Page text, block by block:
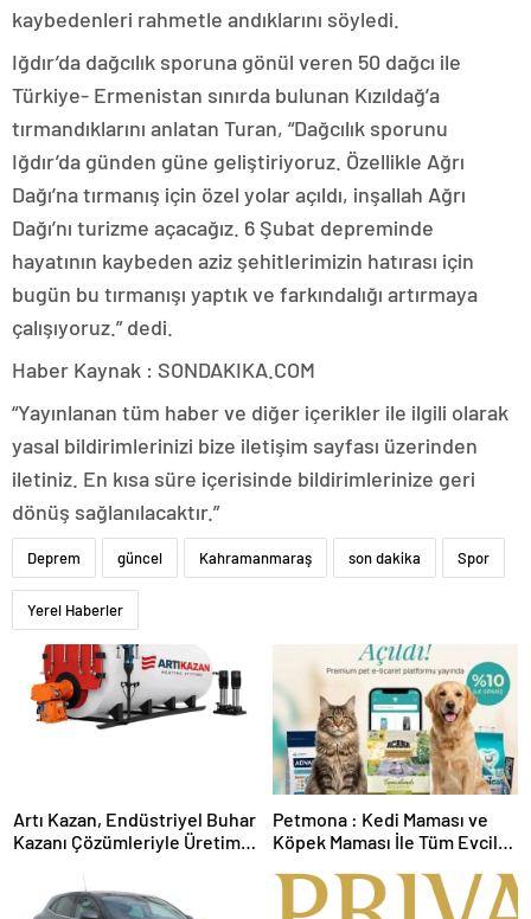
kaybedenleri rahmetle andıklarını söyledi.
Iğdır’da dağcılık sporuna gönül veren 50 dağcı ile
Türkiye- Ermenistan sınırda bulunan Kızıldağ’a
tırmandıklarını anlatan Turan, “Dağcılık sporunu
Iğdır’da günden güne geliştiriyoruz. Özellikle Ağrı
Dağı’na tırmanış için özel yolar açıldı, inşallah Ağrı
Dağı’nı turizme açacağız. 6 Şubat depreminde
hayatının kaybeden aziz şehitlerimizin hatırası için
bugün bu tırmanışı yaptık ve farkındalığı artırmaya
çalışıyoruz.” dedi.
Haber Kaynak : SONDAKIKA.COM
“Yayınlanan tüm haber ve diğer içerikler ile ilgili olarak
yasal bildirimlerinizi bize iletişim sayfası üzerinden
iletiniz. En kısa süre içerisinde bildirimlerinize geri
dönüş sağlanılacaktır.”
Deprem güncel Kahramanmaraş son dakika Spor
Yerel Haberler
Artı Kazan, Endüstriyel Buhar
Kazanı Çözümleriyle Üretim
Sunuyor
Petmona : Kedi Maması ve
Köpek Maması İle Tüm Evcil